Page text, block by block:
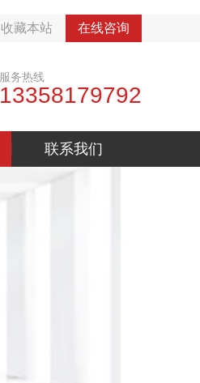
收藏本站 在线咨询
服务热线
13358179792
联系我们